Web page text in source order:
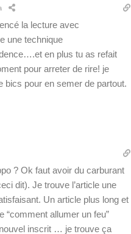
la lecture avec
une technique
en plus tu as refait
pour arreter de rire! je
bics pour en semer de partout.
? Ok faut avoir du carburant
dit). Je trouve l’article une
Un article plus long et
“comment allumer un feu”
inscrit … je trouve ça